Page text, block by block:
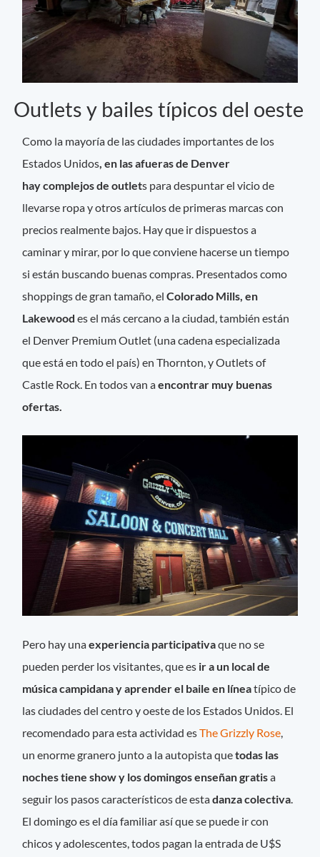
Outlets y bailes típicos del oeste
Como la mayoría de las ciudades importantes de los
Estados Unidos, en las afueras de Denver
hay complejos de outlets para despuntar el vicio de
llevarse ropa y otros artículos de primeras marcas con
precios realmente bajos. Hay que ir dispuestos a
caminar y mirar, por lo que conviene hacerse un tiempo
si están buscando buenas compras. Presentados como
shoppings de gran tamaño, elColorado Mills, en
Lakewoodes el más cercano a la ciudad, también están
el Denver Premium Outlet (una cadena especializada
que está en todo el país) en Thornton, y Outlets of
Castle Rock. En todos van aencontrar muy buenas
ofertas.
Pero hay unaexperiencia participativaque no se
pueden perder los visitantes, que es ir a un local de
música campidana y aprender el baile en líneatípico de
las ciudades del centro y oeste de los Estados Unidos. El
recomendado para esta actividad esThe Grizzly Rose
un enorme granero junto a la autopista quetodas las
noches tiene show y los domingos enseñan gratisa
seguir los pasos característicos de estadanza colectiva
El domingo es el día familiar así que se puede ir con
chicos y adolescentes, todos pagan la entrada de U$S